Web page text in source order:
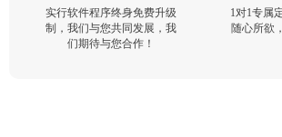
实行软件程序终身免费升级
制，我们与您共同发展，我
们期待与您合作！
1对1专属
随心所欲